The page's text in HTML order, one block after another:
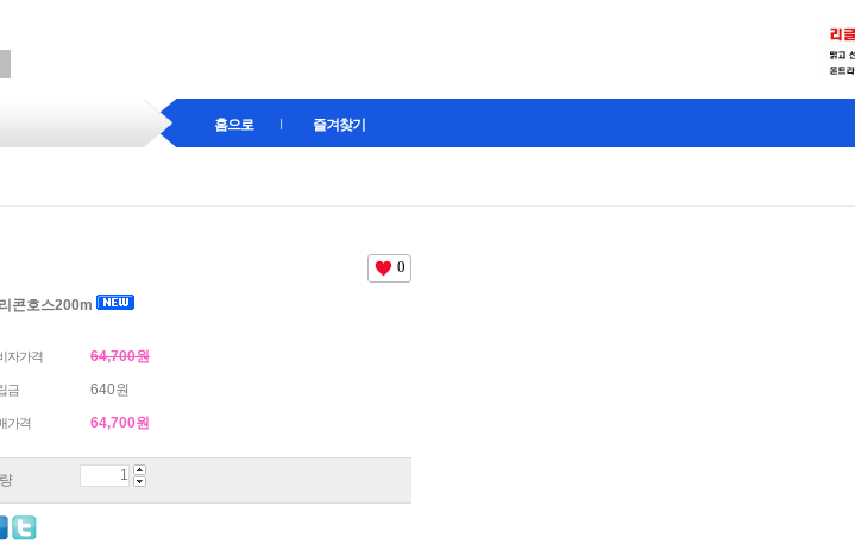
홈으로 즐겨찾기
0
콘호스200m
자가격 64,700원
금 640원
가격 64,700원